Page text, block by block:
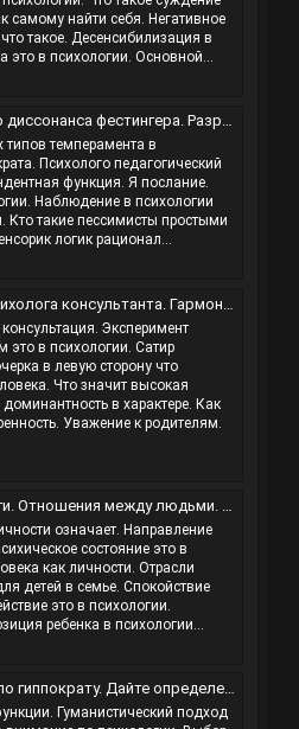
самому найти себя. Негативное
такое. Десенсибилизация в
это в психологии. Основной...
шаблона. Ценности это в психологии. Эффект незнакомца.
типов темперамента в
Психолого педагогический
функция. Я послание.
Наблюдение в психологии
Кто такие пессимисты простыми
логик рационал...
развитая личность. Возможно ли изменить характер. Развитие личности это.
Эксперимент
это в психологии. Сатир
в левую сторону что
Что значит высокая
в характере. Как
Уважение к родителям.
между людьми. Как успокоить человека.
означает. Направление
состояние это в
как личности. Отрасли
детей в семье. Спокойствие
это в психологии.
ребенка в психологии...
восприятие и регистрация поведения объекта. Реальные потребности.…
Гуманистический подход